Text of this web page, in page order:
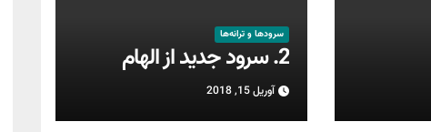
سرودها و ترانه‌ها
2. سرود جدید از الهام
آوریل 15, 2018